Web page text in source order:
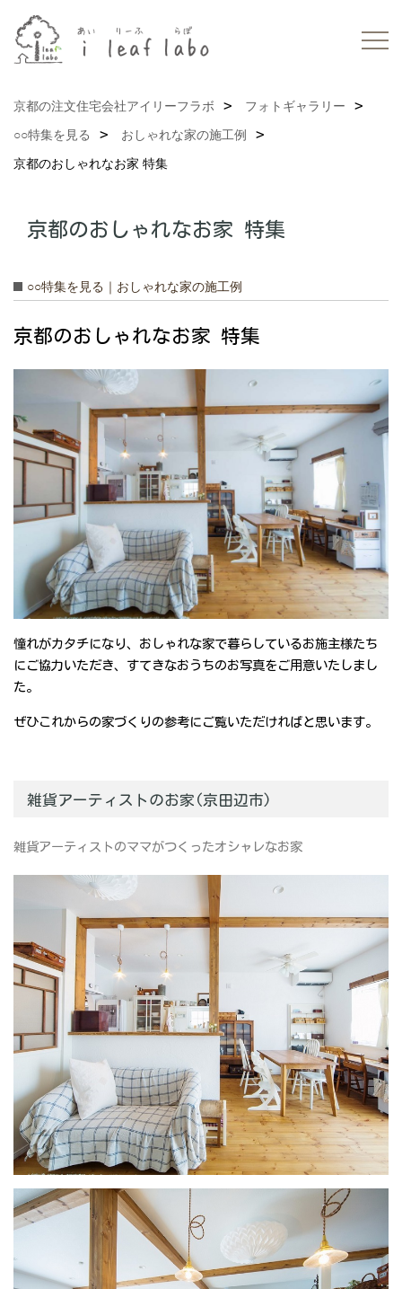
京都の注文住宅会社アイリーフラボ
フォトギャラリー
○○特集を見る
おしゃれな家の施工例
京都のおしゃれなお家 特集
京都のおしゃれなお家 特集
○○特集を見る｜おしゃれな家の施工例
京都のおしゃれなお家 特集
憧れがカタチになり、おしゃれな家で暮らしているお施主様たち
にご協力いただき、すてきなおうちのお写真をご用意いたしまし
た。
ぜひこれからの家づくりの参考にご覧いただければと思います。
雑貨アーティストのお家(京田辺市)
雑貨アーティストのママがつくったオシャレなお家